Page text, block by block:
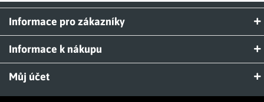
Informace pro zákazníky
Informace k nákupu
Můj účet